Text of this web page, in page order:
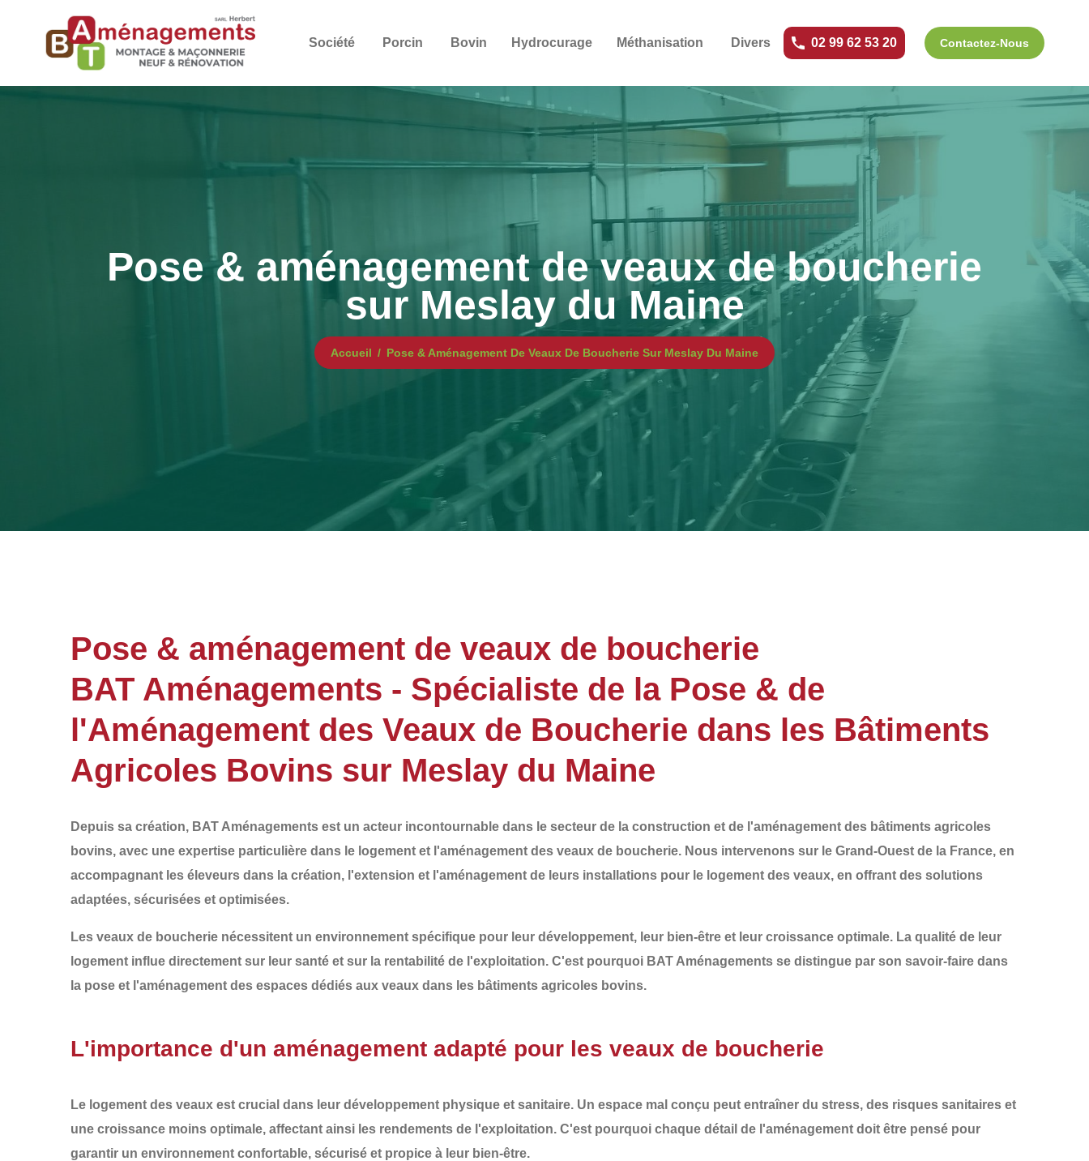
Société Porcin Bovin Hydrocurage Méthanisation Divers 02 99 62 53 20 Contactez-Nous
Pose & aménagement de veaux de boucherie
sur Meslay du Maine
Accueil Pose & Aménagement De Veaux De Boucherie Sur Meslay Du Maine
Pose & aménagement de veaux de boucherie
BAT Aménagements - Spécialiste de la Pose & de
l'Aménagement des Veaux de Boucherie dans les Bâtiments
Agricoles Bovins sur Meslay du Maine
Depuis sa création, BAT Aménagements est un acteur incontournable dans le secteur de la construction et de l'aménagement des bâtiments agricoles
bovins, avec une expertise particulière dans le logement et l'aménagement des veaux de boucherie. Nous intervenons sur le Grand-Ouest de la France, en
accompagnant les éleveurs dans la création, l'extension et l'aménagement de leurs installations pour le logement des veaux, en offrant des solutions
adaptées, sécurisées et optimisées.
Les veaux de boucherie nécessitent un environnement spécifique pour leur développement, leur bien-être et leur croissance optimale. La qualité de leur
logement influe directement sur leur santé et sur la rentabilité de l'exploitation. C'est pourquoi BAT Aménagements se distingue par son savoir-faire dans
la pose et l'aménagement des espaces dédiés aux veaux dans les bâtiments agricoles bovins.
L'importance d'un aménagement adapté pour les veaux de boucherie
Le logement des veaux est crucial dans leur développement physique et sanitaire. Un espace mal conçu peut entraîner du stress, des risques sanitaires et
une croissance moins optimale, affectant ainsi les rendements de l'exploitation. C'est pourquoi chaque détail de l'aménagement doit être pensé pour
garantir un environnement confortable, sécurisé et propice à leur bien-être.